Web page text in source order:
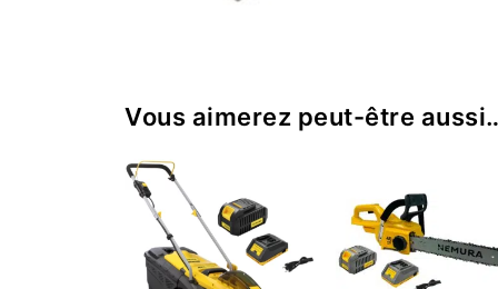
Vous aimerez peut-être